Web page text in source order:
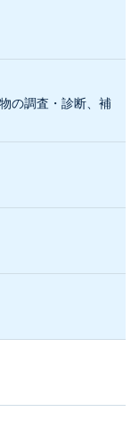
の調査・診断、補